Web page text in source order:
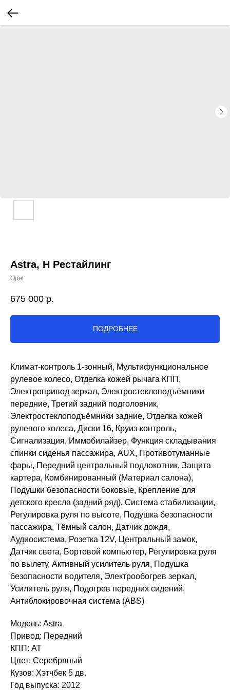
Astra, H Рестайлинг
Opel
675 000 р.
ПОДРОБНЕЕ
Климат-контроль 1-зонный, Мультифункциональное
рулевое колесо, Отделка кожей рычага КПП,
Электропривод зеркал, Электростеклоподъёмники
передние, Третий задний подголовник,
Электростеклоподъёмники задние, Отделка кожей
рулевого колеса, Диски 16, Круиз-контроль,
Сигнализация, Иммобилайзер, Функция складывания
спинки сиденья пассажира, AUX, Противотуманные
фары, Передний центральный подлокотник, Защита
картера, Комбинированный (Материал салона),
Подушки безопасности боковые, Крепление для
детского кресла (задний ряд), Система стабилизации,
Регулировка руля по высоте, Подушка безопасности
пассажира, Тёмный салон, Датчик дождя,
Аудиосистема, Розетка 12V, Центральный замок,
Датчик света, Бортовой компьютер, Регулировка руля
по вылету, Активный усилитель руля, Подушка
безопасности водителя, Электрообогрев зеркал,
Усилитель руля, Подогрев передних сидений,
Антиблокировочная система (ABS)
Модель: Astra
Привод: Передний
КПП: AT
Цвет: Серебряный
Кузов: Хэтчбек 5 дв.
Год выпуска: 2012